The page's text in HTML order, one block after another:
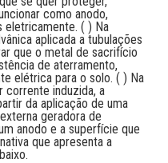
como anodo,
eletricamente. ( ) Na
aplicada a tubulações
que o metal de sacrifício
de aterramento,
elétrica para o solo. ( ) Na
induzida, a
da aplicação de uma
geradora de
anodo e a superfície que
que apresenta a